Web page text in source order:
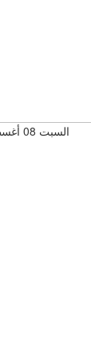
السبت 08 أغسطس 2026 11:44 صباحاً